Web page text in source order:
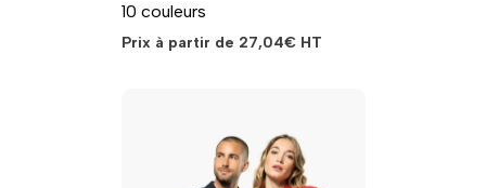
10 couleurs
Prix à partir de 27,04€HT